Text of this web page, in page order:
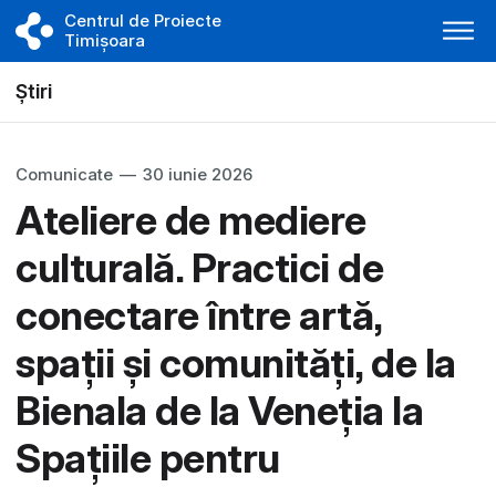
Centrul de Proiecte
Timișoara
Știri
Comunicate — 30 iunie 2026
Ateliere de mediere
culturală. Practici de
conectare între artă,
spații și comunități, de la
Bienala de la Veneția la
Spațiile pentru